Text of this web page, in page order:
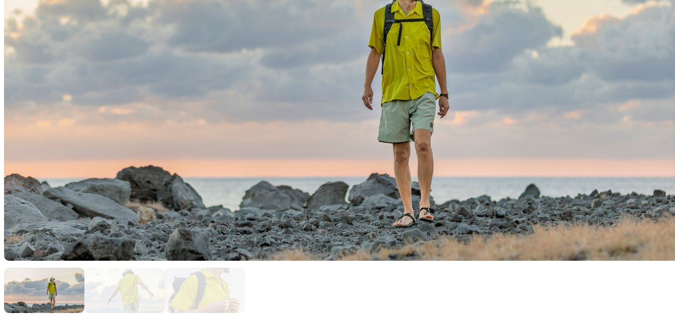
最軽量のスリーピングパッド 補修用パッチとバックパックのパーツ
ACCESSORIES
機能を拡張する道具 製品ロスをなくすための特別販売